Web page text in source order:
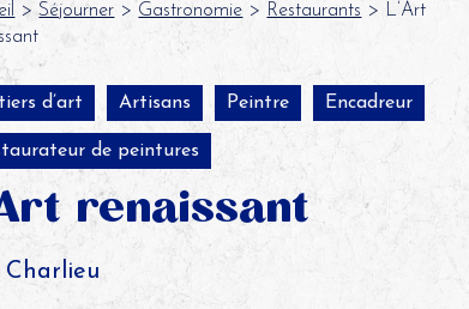
>Séjourner > Gastronomie > Restaurants > L’Art
d’art Artisans Peintre Encadreur
de peintures
renaissant
Charlieu